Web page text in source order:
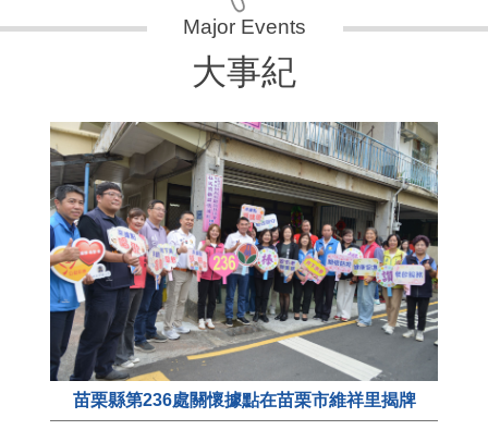
大事紀
苗栗縣第236處關懷據點在苗栗市維祥里揭牌